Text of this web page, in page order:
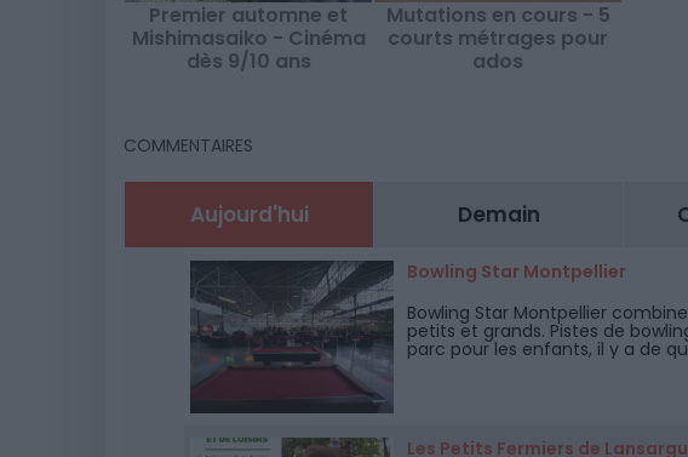
Premier automne et
Mishimasaiko - Cinéma
dès 9/10 ans
Mutations en cours - 5
courts métrages pour
ados
COMMENTAIRES
Aujourd'hui Demain
Bowling Star Montpellier
Bowling Star Montpellier
petits et grands. Pistes de
parc pour les enfants, il y a de
Les Petits Fermiers de